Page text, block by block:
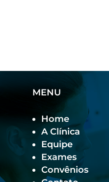
MENU
Home
A Clínica
Equipe
Exames
Convênios